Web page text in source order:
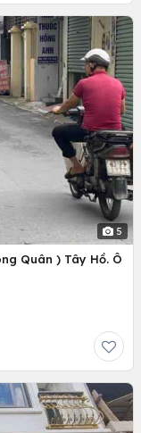
5
Quân ) Tây Hồ. Ô